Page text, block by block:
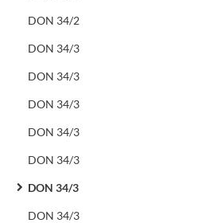
DON 34/2
DON 34/3
DON 34/3
DON 34/3
DON 34/3
DON 34/3
DON 34/3
DON 34/3